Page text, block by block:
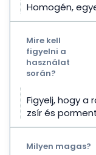
Homogén,
Mire kell
figyelni a
használat
során?
Figyelj, hogy a
zsír és
Milyen magas?